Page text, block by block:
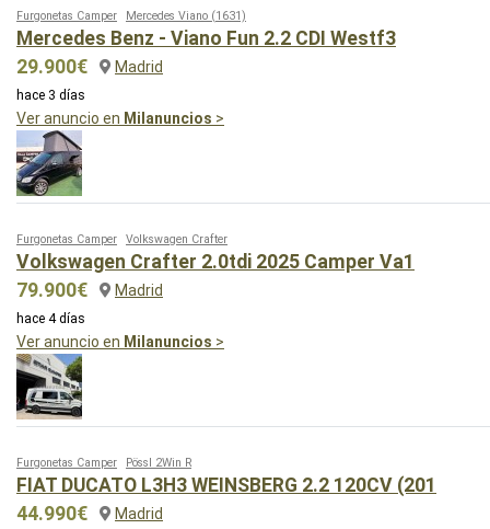
Furgonetas Camper Mercedes Viano (1631)
Mercedes Benz - Viano Fun 2.2 CDI Westf3
29.900€
Madrid
hace 3 días
Ver anuncio en Milanuncios >
Furgonetas Camper Volkswagen Crafter
Volkswagen Crafter 2.0tdi 2025 Camper Va1
79.900€
Madrid
hace 4 días
Ver anuncio en Milanuncios >
Furgonetas Camper Pössl 2Win R
FIAT DUCATO L3H3 WEINSBERG 2.2 120CV (201
44.990€
Madrid